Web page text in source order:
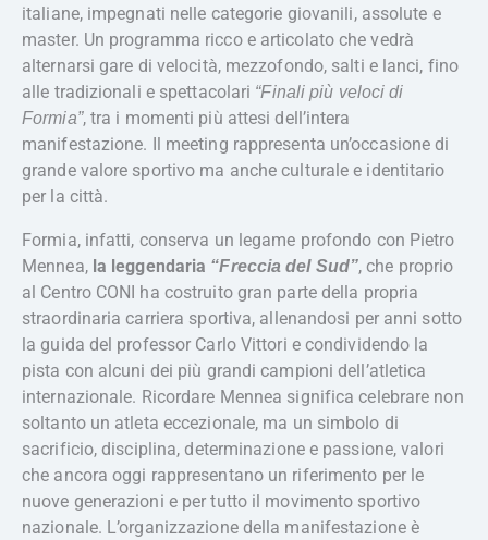
italiane, impegnati nelle categorie giovanili, assolute e
master. Un programma ricco e articolato che vedrà
alternarsi gare di velocità, mezzofondo, salti e lanci, fino
alle tradizionali e spettacolari “Finali più veloci di
Formia”, tra i momenti più attesi dell’intera
manifestazione. Il meeting rappresenta un’occasione di
grande valore sportivo ma anche culturale e identitario
per la città.
Formia, infatti, conserva un legame profondo con Pietro
Mennea,la leggendaria “Freccia del Sud”, che proprio
al Centro CONI ha costruito gran parte della propria
straordinaria carriera sportiva, allenandosi per anni sotto
la guida del professor Carlo Vittori e condividendo la
pista con alcuni dei più grandi campioni dell’atletica
internazionale. Ricordare Mennea significa celebrare non
soltanto un atleta eccezionale, ma un simbolo di
sacrificio, disciplina, determinazione e passione, valori
che ancora oggi rappresentano un riferimento per le
nuove generazioni e per tutto il movimento sportivo
nazionale. L’organizzazione della manifestazione è